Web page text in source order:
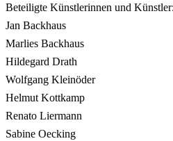
Beteiligte Künstlerinnen und Künstler:
Jan Backhaus
Marlies Backhaus
Hildegard Drath
Wolfgang Kleinöder
Helmut Kottkamp
Renato Liermann
Sabine Oecking